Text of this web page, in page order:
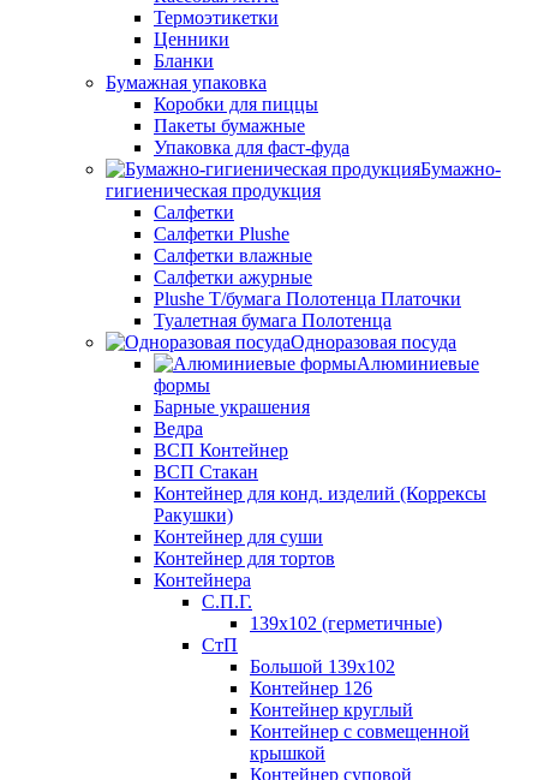
Термоэтикетки
Ценники
Бланки
Бумажная упаковка
Коробки для пиццы
Пакеты бумажные
Упаковка для фаст-фуда
Бумажно-
гигиеническая продукция
Салфетки
Салфетки Plushe
Салфетки влажные
Салфетки ажурные
Plushe Т/бумага Полотенца Платочки
Туалетная бумага Полотенца
Одноразовая посуда
Алюминиевые
формы
Барные украшения
Ведра
ВСП Контейнер
ВСП Стакан
Контейнер для конд. изделий (Коррексы
Ракушки)
Контейнер для суши
Контейнер для тортов
Контейнера
С.П.Г.
139х102 (герметичные)
СтП
Большой 139х102
Контейнер 126
Контейнер круглый
Контейнер с совмещенной
крышкой
Контейнер суповой